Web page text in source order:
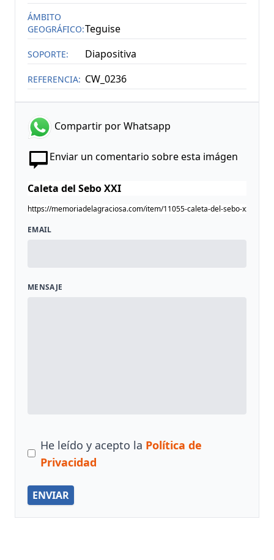
ÁMBITO
GEOGRÁFICO:Teguise
SOPORTE: Diapositiva
REFERENCIA: CW_0236
Compartir por Whatsapp
Enviar un comentario sobre esta imágen
EMAIL
MENSAJE
He leído y acepto la Política de
Privacidad
ENVIAR